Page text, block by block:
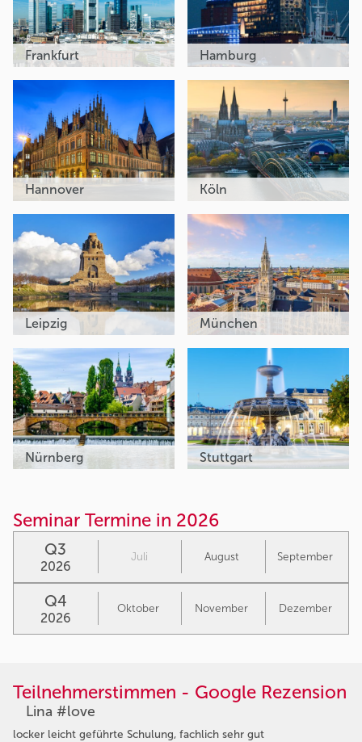
Teilnehmerstimmen - Google Rezension
Lina #love
locker leicht geführte Schulung, fachlich sehr gut
Frankfurt Hamburg
Hannover Köln
Leipzig München
Nürnberg Stuttgart
Seminar Termine in 2026
Q3
2026
Juli August September
Q4
2026
Oktober November Dezember